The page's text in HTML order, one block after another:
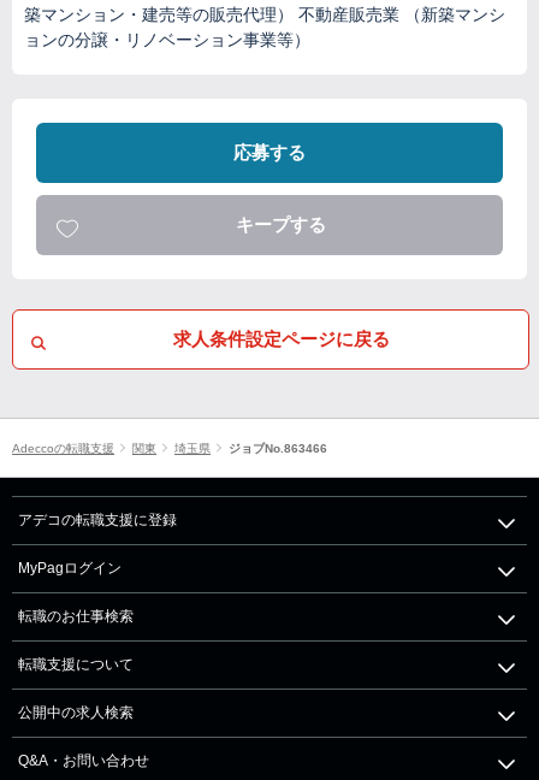
築マンション・建売等の販売代理） 不動産販売業 （新築マンシ
ョンの分譲・リノベーション事業等）
応募する
キープする
求人条件設定ページに戻る
Adeccoの転職支援 関東 埼玉県 ジョブNo.863466
アデコの転職支援に登録
MyPagログイン
転職のお仕事検索
転職支援について
公開中の求人検索
Q&A・お問い合わせ